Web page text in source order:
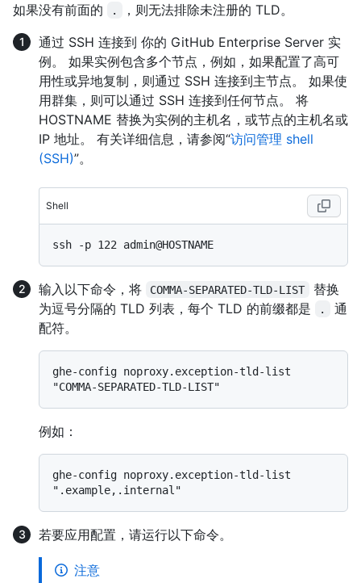
如果没有前面的
.
，则无法排除未注册的 TLD。
通过 SSH 连接到 你的 GitHub Enterprise Server 实
例。 如果实例包含多个节点，例如，如果配置了高可
用性或异地复制，则通过 SSH 连接到主节点。 如果使
用群集，则可以通过 SSH 连接到任何节点。 将
HOSTNAME 替换为实例的主机名，或节点的主机名或
IP 地址。 有关详细信息，请参阅“访问管理 shell
(SSH)”。
Shell
输入以下命令，将 COMMA-SEPARATED-TLD-LIST
替换
为逗号分隔的 TLD 列表，每个 TLD 的前缀都是
.
通
配符。
ghe-config noproxy.exception-tld-list
例如：
ghe-config noproxy.exception-tld-list
若要应用配置，请运行以下命令。
注意